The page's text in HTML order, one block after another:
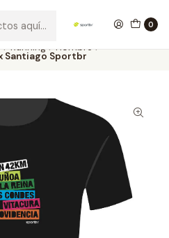
0
Running Hombre
Santiago Sportbr